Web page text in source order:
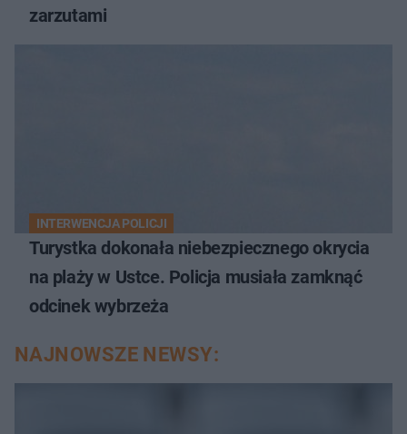
zarzutami
INTERWENCJA POLICJI
Turystka dokonała niebezpiecznego okrycia
na plaży w Ustce. Policja musiała zamknąć
odcinek wybrzeża
NAJNOWSZE NEWSY: